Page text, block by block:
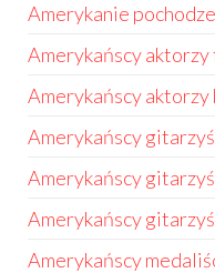
Amerykanie
Amerykańscy aktorzy
Amerykańscy aktorzy
Amerykańscy
Amerykańscy
Amerykańscy
Amerykańscy